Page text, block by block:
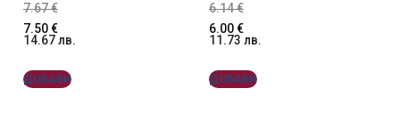
7.67€
7.50€
14.67лв.
ДОБАВИ
6.14€
6.00€
11.73 лв.
ДОБАВИ